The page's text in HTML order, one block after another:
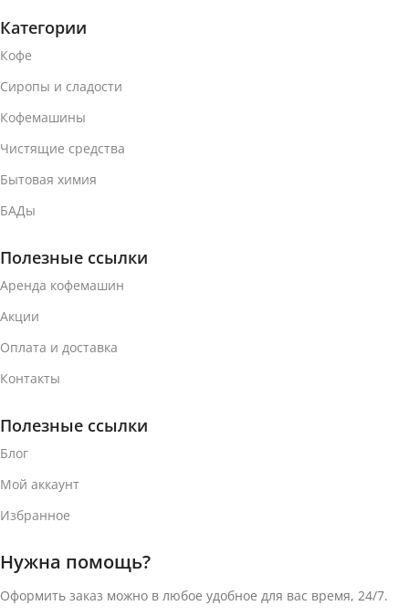
Категории
Кофе
Сиропы и сладости
Кофемашины
Чистящие средства
Бытовая химия
БАДы
Полезные ссылки
Аренда кофемашин
Акции
Оплата и доставка
Контакты
Полезные ссылки
Блог
Мой аккаунт
Избранное
Нужна помощь?
Оформить заказ можно в любое удобное для вас время, 24/7.